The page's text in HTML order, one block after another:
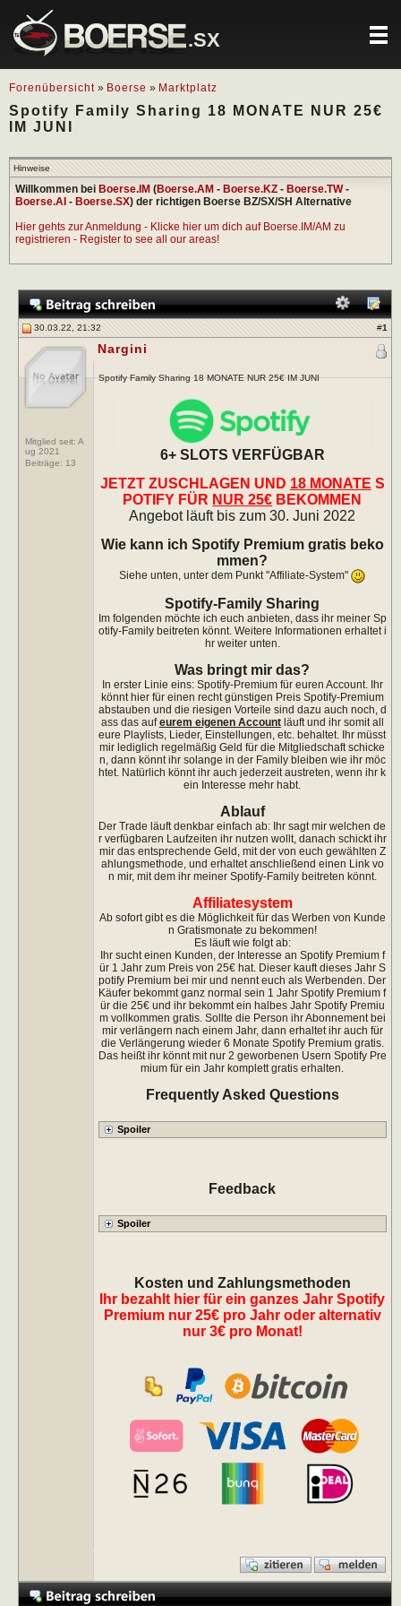
.SX
Forenübersicht » Boerse » Marktplatz
Spotify Family Sharing 18 MONATE NUR 25€
IM JUNI
Hinweise
Willkommen bei Boerse.IM (Boerse.AM - Boerse.KZ - Boerse.TW-
Boerse.AI - Boerse.SX) der richtigen Boerse BZ/SX/SH Alternative
Hier gehts zur Anmeldung - Klicke hier um dich auf Boerse.IM/AM zu
registrieren - Register to see all our areas!
30.03.22, 21:32 #1
Mitglied seit: A
ug 2021
Beiträge: 13
Nargini
Spotify Family Sharing 18 MONATE NUR 25€ IM JUNI
6+ SLOTS VERFÜGBAR
JETZT ZUSCHLAGEN UND 18 MONATE S
POTIFY FÜR NUR 25€ BEKOMMEN
Angebot läuft bis zum 30. Juni 2022
Wie kann ich Spotify Premium gratis beko
mmen?
Siehe unten, unter dem Punkt "Affiliate-System"
Spotify-Family Sharing
Im folgenden möchte ich euch anbieten, dass ihr meiner Sp
otify-Family beitreten könnt. Weitere Informationen erhaltet i
hr weiter unten.
Was bringt mir das?
In erster Linie eins: Spotify-Premium für euren Account. Ihr
könnt hier für einen recht günstigen Preis Spotify-Premium
abstauben und die riesigen Vorteile sind dazu auch noch, d
ass das aufeurem eigenen Accountläuft und ihr somit all
eure Playlists, Lieder, Einstellungen, etc. behaltet. Ihr müsst
mir lediglich regelmäßig Geld für die Mitgliedschaft schicke
n, dann könnt ihr solange in der Family bleiben wie ihr möc
htet. Natürlich könnt ihr auch jederzeit austreten, wenn ihr k
ein Interesse mehr habt.
Ablauf
Der Trade läuft denkbar einfach ab: Ihr sagt mir welchen de
r verfügbaren Laufzeiten ihr nutzen wollt, danach schickt ihr
mir das entsprechende Geld, mit der von euch gewählten Z
ahlungsmethode, und erhaltet anschließend einen Link vo
n mir, mit dem ihr meiner Spotify-Family beitreten könnt.
Affiliatesystem
Ab sofort gibt es die Möglichkeit für das Werben von Kunde
n Gratismonate zu bekommen!
Es läuft wie folgt ab:
Ihr sucht einen Kunden, der Interesse an Spotify Premium f
ür 1 Jahr zum Preis von 25€ hat. Dieser kauft dieses Jahr S
potify Premium bei mir und nennt euch als Werbenden. Der
Käufer bekommt ganz normal sein 1 Jahr Spotify Premium f
ür die 25€ und ihr bekommt ein halbes Jahr Spotify Premiu
m vollkommen gratis. Sollte die Person ihr Abonnement bei
mir verlängern nach einem Jahr, dann erhaltet ihr auch für
die Verlängerung wieder 6 Monate Spotify Premium gratis.
Das heißt ihr könnt mit nur 2 geworbenen Usern Spotify Pre
mium für ein Jahr komplett gratis erhalten.
Frequently Asked Questions
Feedback
Kosten und Zahlungsmethoden
Ihr bezahlt hier für ein ganzes Jahr Spotify
Premium nur 25€ pro Jahr oder alternativ
nur 3€ pro Monat!